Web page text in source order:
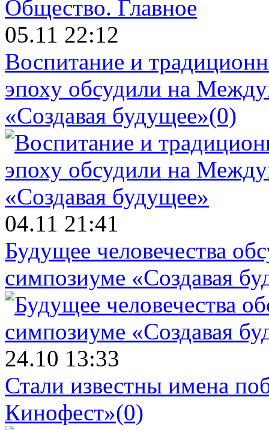
Общество. Главное
05.11 22:12
Воспитание и
эпоху обсудили на
«Создавая будущее»(0)
04.11 21:41
Будущее человечества
симпозиуме «Создавая
24.10 13:33
Стали известны имена
Кинофест»(0)